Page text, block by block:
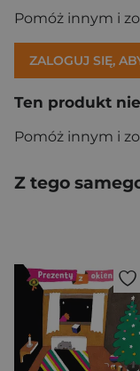
Pomóż innym i
ZALOGUJ SIĘ,
Ten produkt
Pomóż innym i
Z tego